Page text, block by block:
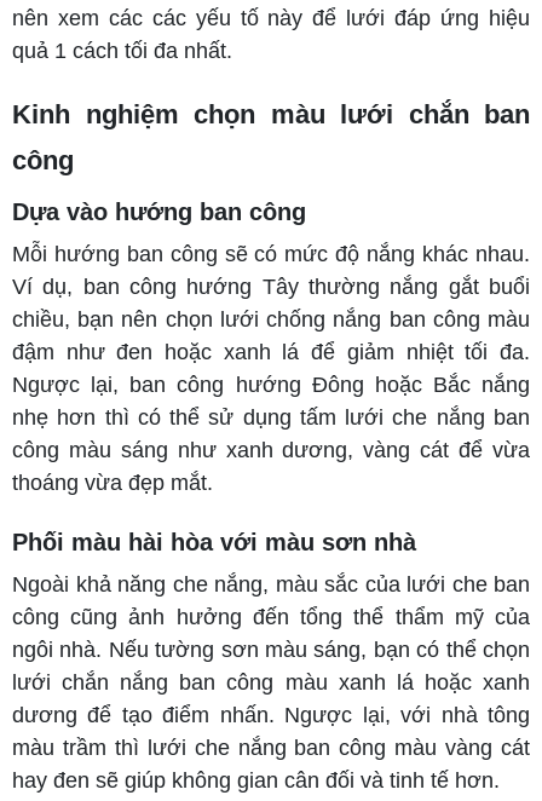
nên xem các các yếu tố này để lưới đáp ứng hiệu
quả 1 cách tối đa nhất.
Kinh nghiệm chọn màu lưới chắn ban
công
Dựa vào hướng ban công
Mỗi hướng ban công sẽ có mức độ nắng khác nhau.
Ví dụ, ban công hướng Tây thường nắng gắt buổi
chiều, bạn nên chọn lưới chống nắng ban công màu
đậm như đen hoặc xanh lá để giảm nhiệt tối đa.
Ngược lại, ban công hướng Đông hoặc Bắc nắng
nhẹ hơn thì có thể sử dụng tấm lưới che nắng ban
công màu sáng như xanh dương, vàng cát để vừa
thoáng vừa đẹp mắt.
Phối màu hài hòa với màu sơn nhà
Ngoài khả năng che nắng, màu sắc của lưới che ban
công cũng ảnh hưởng đến tổng thể thẩm mỹ của
ngôi nhà. Nếu tường sơn màu sáng, bạn có thể chọn
lưới chắn nắng ban công màu xanh lá hoặc xanh
dương để tạo điểm nhấn. Ngược lại, với nhà tông
màu trầm thì lưới che nắng ban công màu vàng cát
hay đen sẽ giúp không gian cân đối và tinh tế hơn.